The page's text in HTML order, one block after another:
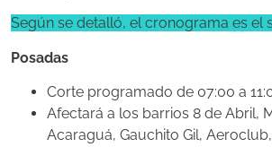
Según se detalló, el cronograma es el
Posadas
Corte programado de 07:00 a
Afectará a los barrios 8 de Abril,
Acaraguá, Gauchito Gil,